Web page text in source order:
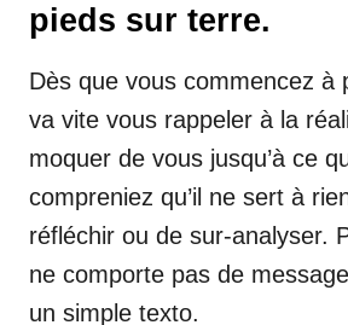
pieds sur terre.
Dès que vous commencez à
va vite vous rappeler à la
moquer de vous jusqu’à ce
compreniez qu’il ne sert à
réfléchir ou de sur-analyser.
ne comporte pas de
un simple texto.